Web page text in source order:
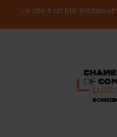
Ce site a un but